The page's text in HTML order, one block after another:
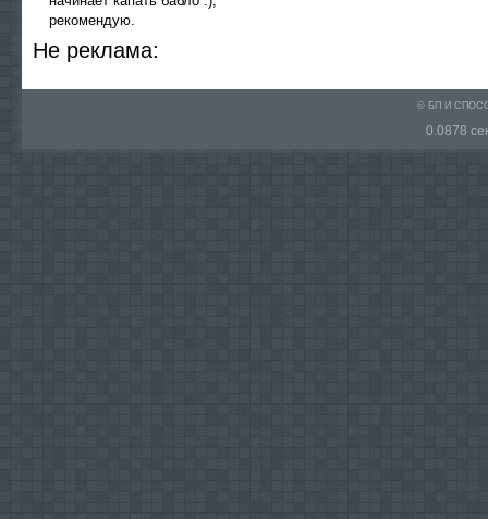
рекомендую.
He peклaмa:
© БП И
0.0878